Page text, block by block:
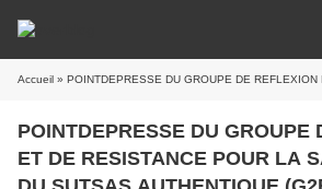
Accueil » POINTDEPRESSE DU GROUPE DE REFLEXION ET DE RESISTANCE POUR LA
POINTDEPRESSE DU GROUPE
ET DE RESISTANCE POUR LA